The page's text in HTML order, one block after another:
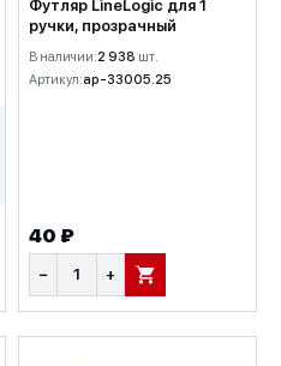
Футляр LineLogic для 1
ручки, прозрачный
В наличии:2 938 шт.
Артикул:ap-33005.25
40 ₽
− + В КОРЗИНУ